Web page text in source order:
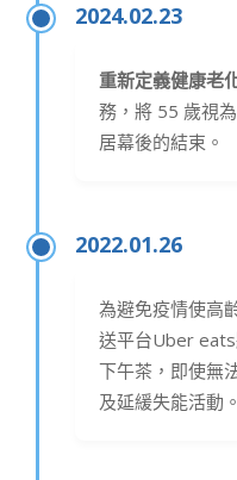
2024.02.23
重新定義健康老
務，將 55 歲視
居幕後的結束。
2022.01.26
為避免疫情使高
送平台Uber
下午茶，即使無
及延緩失能活動。